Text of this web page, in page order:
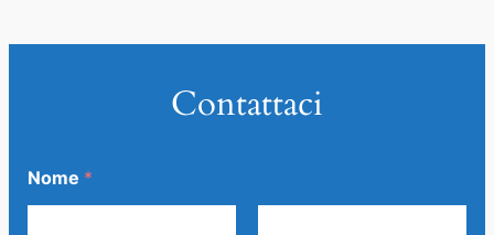
Contattaci
o
m
Nome *